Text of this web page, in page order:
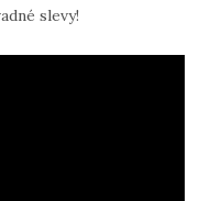
slevy!